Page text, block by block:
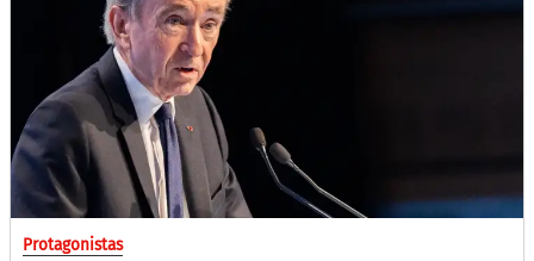
Protagonistas